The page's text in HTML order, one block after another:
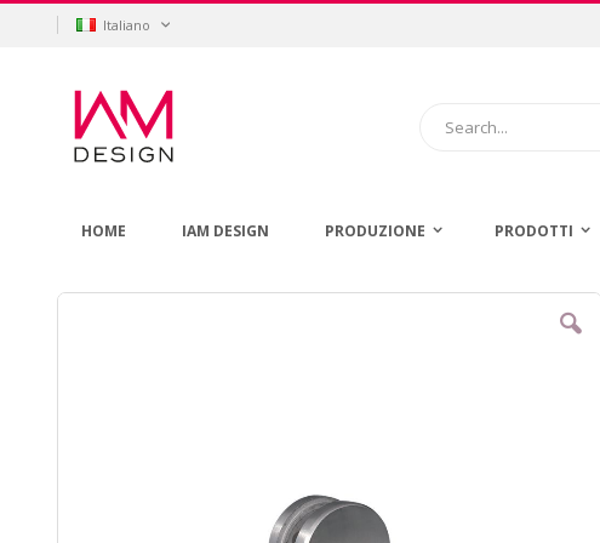
Salta
LinguaItaliano
HOME IAM DESIGN PRODUZIONE PRODOTTI
Vai